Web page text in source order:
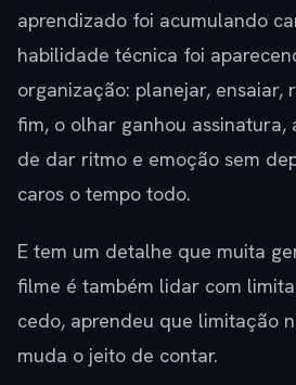
aprendizado foi acumulando
habilidade técnica foi
organização: planejar, ensaiar,
fim, o olhar ganhou assinatura,
de dar ritmo e emoção sem
caros o tempo todo.
E tem um detalhe que muita
filme é também lidar com
cedo, aprendeu que limitação
muda o jeito de contar.